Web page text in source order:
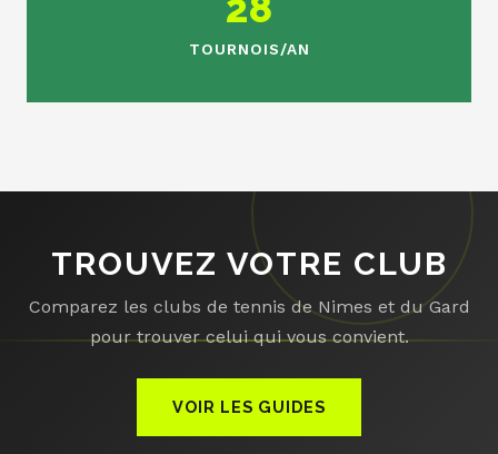
TOURNOIS/AN
TROUVEZ VOTRE CLUB
Comparez les clubs de tennis de Nimes et du Gard
pour trouver celui qui vous convient.
VOIR LES GUIDES